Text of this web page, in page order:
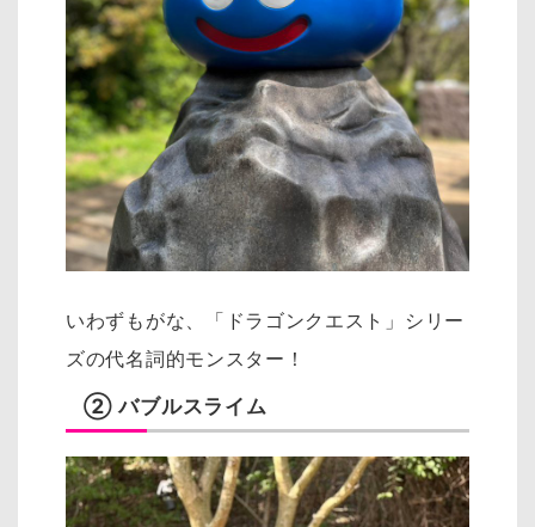
いわずもがな、「ドラゴンクエスト」シリー
ズの代名詞的モンスター！
② バブルスライム